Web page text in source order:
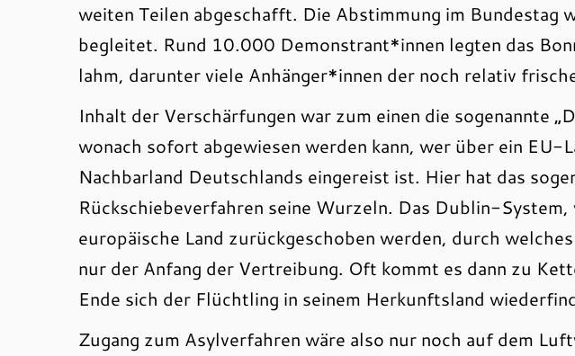
weiten Teilen abgeschafft. Die Abstimmung im Bundestag
begleitet. Rund 10.000 Demonstrant*innen legten das
lahm, darunter viele Anhänger*innen der noch relativ
Inhalt der Verschärfungen war zum einen die sogenannte
wonach sofort abgewiesen werden kann, wer über ein EU-
Nachbarland Deutschlands eingereist ist. Hier hat das
Rückschiebeverfahren seine Wurzeln. Das Dublin-System,
europäische Land zurückgeschoben werden, durch
nur der Anfang der Vertreibung. Oft kommt es dann zu
Ende sich der Flüchtling in seinem Herkunftsland
Zugang zum Asylverfahren wäre also nur noch auf dem